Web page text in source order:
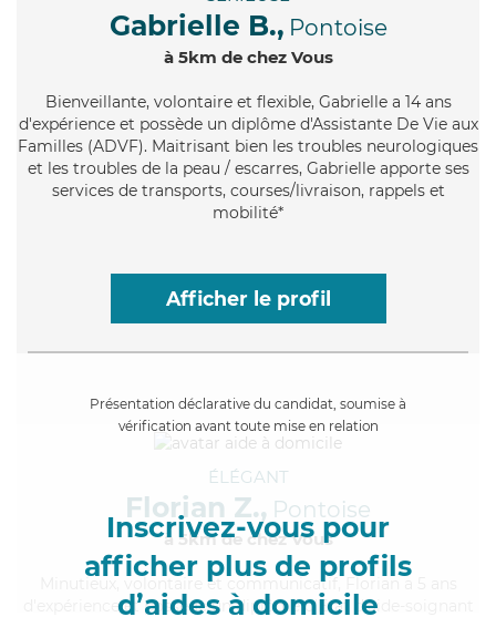
Gabrielle B., Pontoise
à 5km de chez Vous
Bienveillante, volontaire et flexible, Gabrielle a 14 ans
d'expérience et possède un diplôme d'Assistante De Vie aux
Familles (ADVF). Maitrisant bien les troubles neurologiques
et les troubles de la peau / escarres, Gabrielle apporte ses
services de transports, courses/livraison, rappels et
mobilité*
Afficher le profil
Présentation déclarative du candidat, soumise à
vérification avant toute mise en relation
Inscrivez-vous pour
afficher plus de profils
d’aides à domicile
ÉLÉGANT
Florian Z., Pontoise
à 5km de chez Vous
, volontaire et communicatif, Florian a 5 ans
d'expérience et possède un diplôme d'Etat d'aide-soignant